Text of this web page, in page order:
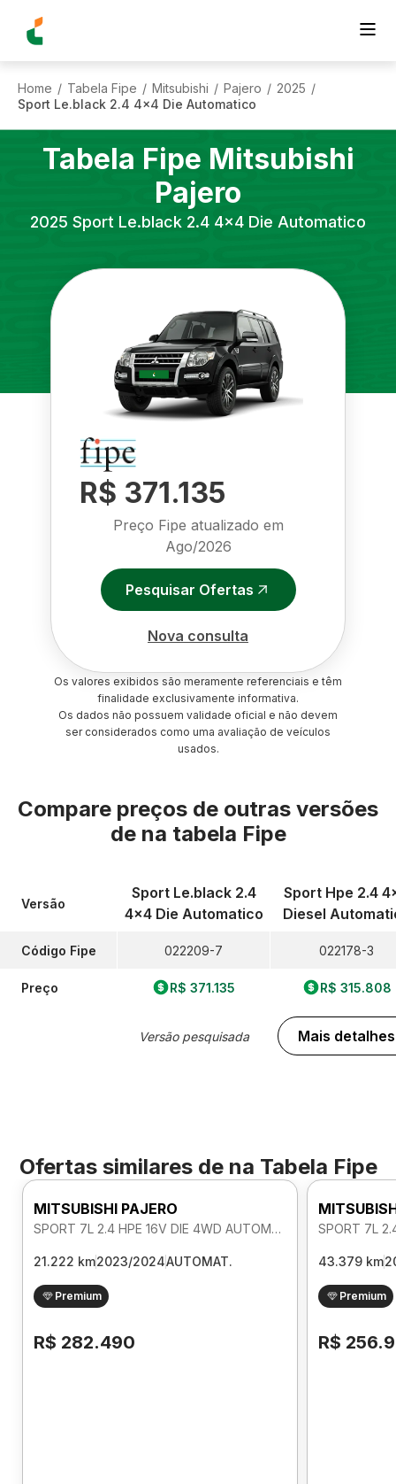
Home / Tabela Fipe / Mitsubishi / Pajero / 2025 /
Sport Le.black 2.4 4x4 Die Automatico
Tabela Fipe Mitsubishi
Pajero
2025 Sport Le.black 2.4 4x4 Die Automatico
R$ 371.135
Preço Fipe atualizado em
Ago/2026
Pesquisar Ofertas
Nova consulta
Os valores exibidos são meramente referenciais e têm
finalidade exclusivamente informativa.
Os dados não possuem validade oficial e não devem
ser considerados como uma avaliação de veículos
usados.
Compare preços de outras versões
de na tabela Fipe
Versão
Código Fipe
Preço
Sport Le.black 2.4
4x4 Die Automatico
022209-7
R$ 371.135
Versão pesquisada
Sport Hpe 2.4
Diesel
022178-3
R$ 315.808
Mais detalhes
Ofertas similares de na Tabela Fipe
MITSUBISHI PAJERO
SPORT 7L 2.4 HPE 16V DIE 4WD AUTOMATICO
21.222 km2023/2024AUTOMAT.
Premium
R$ 282.490
43.379 km
Premium
R$